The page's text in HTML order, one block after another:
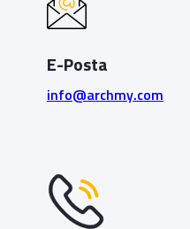
E-Posta
info@archmy.com